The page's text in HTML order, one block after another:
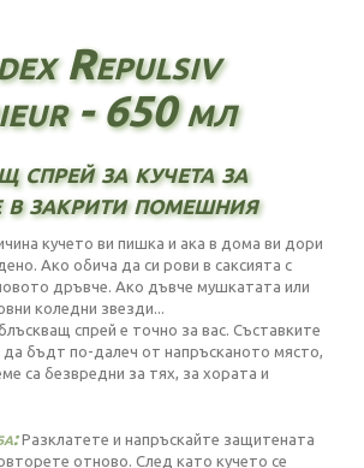
Repulsiv
- 650 мл
спрей за кучета за
в закрити помешния
кучето ви пишка и ака в дома ви дори
Ако обича да си рови в саксията с
дръвче. Ако дъвче мушкатата или
коледни звезди...
спрей е точно за вас. Съставките
да бъдт по-далеч от напръсканото място,
са безвредни за тях, за хората и
Разклатете и напръскайте защитената
отново. След като кучето се